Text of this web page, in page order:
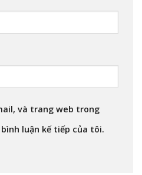
và trang web trong
luận kế tiếp của tôi.